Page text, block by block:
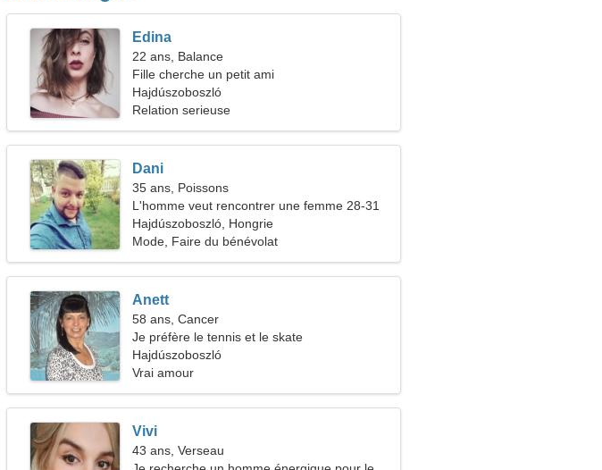
Edina
22 ans, Balance
Fille cherche un petit ami
Hajdúszoboszló
Relation serieuse
Dani
35 ans, Poissons
L'homme veut rencontrer une femme 28-31
Hajdúszoboszló, Hongrie
Mode, Faire du bénévolat
Anett
58 ans, Cancer
Je préfère le tennis et le skate
Hajdúszoboszló
Vrai amour
Vivi
43 ans, Verseau